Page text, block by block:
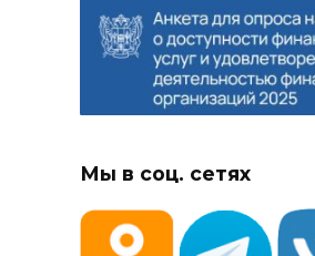
Мы в соц. сетях